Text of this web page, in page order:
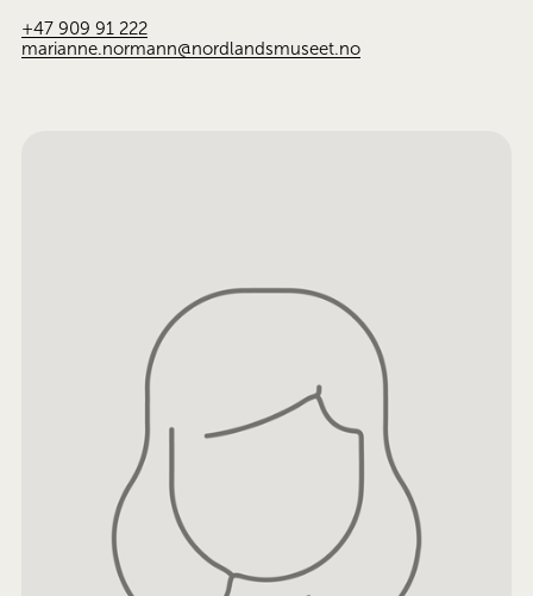
+47 909 91 222
marianne.normann@nordlandsmuseet.no